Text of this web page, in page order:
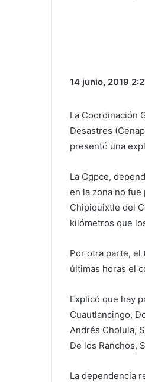
14 junio, 2019
La Coordinación
Desastres
presentó una
La Cgpce,
en la zona no
Chipiquixtle del
kilómetros que
Por otra parte, el
últimas horas el
Explicó que hay
Cuautlancingo,
Andrés Cholula,
De los Ranchos,
La dependencia